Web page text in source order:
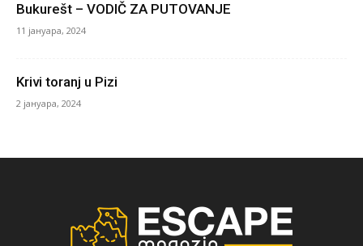
Bukurešt – VODIČ ZA PUTOVANJE
11 јануара, 2024
Krivi toranj u Pizi
2 јануара, 2024